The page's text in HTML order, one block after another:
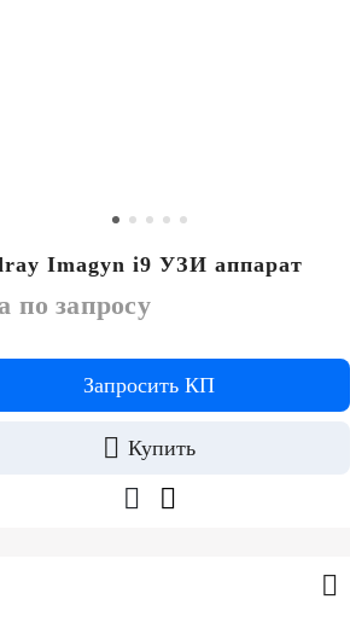
Imagyn i9 УЗИ аппарат
по запросу
Запросить КП
Купить